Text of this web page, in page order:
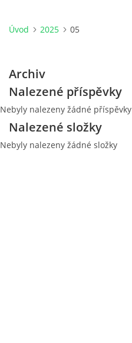
Úvod 2025 05
Archiv
Nalezené příspěvky
Nebyly nalezeny žádné příspěvky
Nalezené složky
Nebyly nalezeny žádné složky